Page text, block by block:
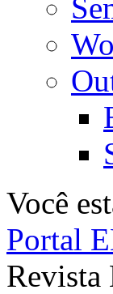
Você
Portal
Revista